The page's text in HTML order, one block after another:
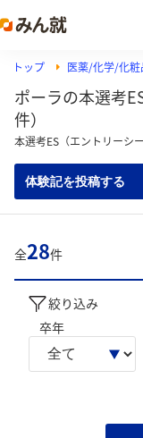
トップ 医薬/化学/化粧
ポーラの本選考
件）
本選考ES（エントリーシ
体験記を投稿する
全28件
絞り込み
卒年